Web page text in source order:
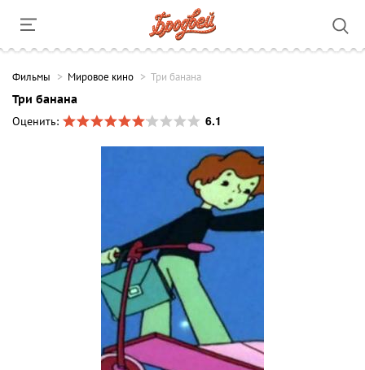
Фильмы Мировое кино Три банана
Три банана
Оценить:
6.1